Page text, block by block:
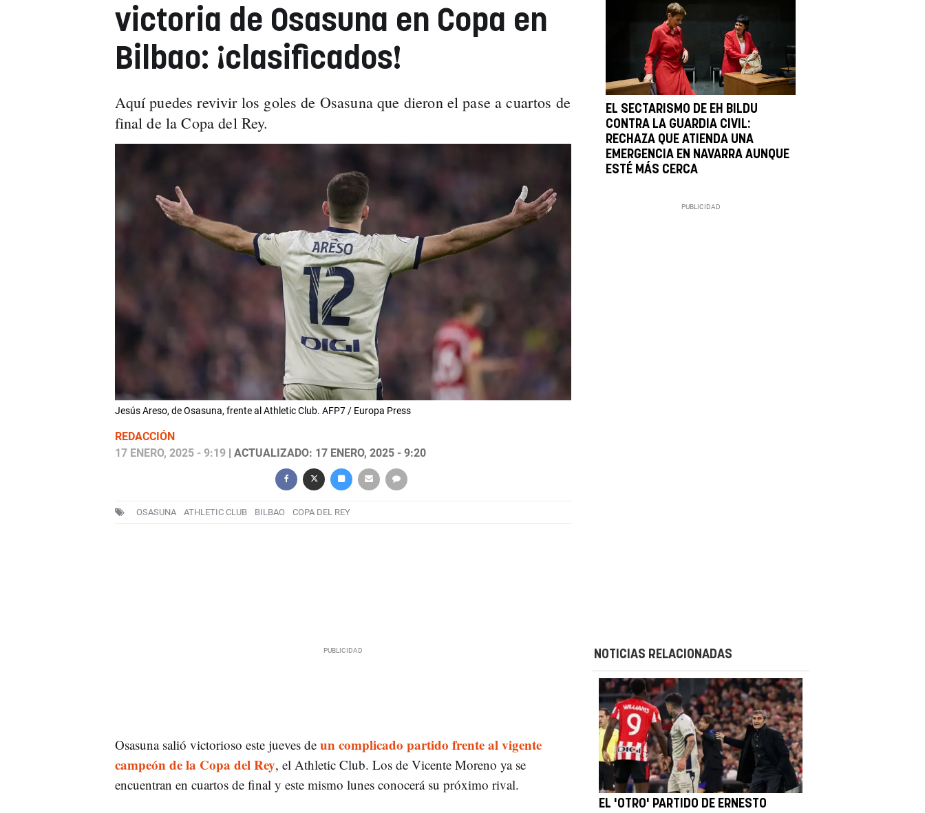
victoria de Osasuna en Copa en
Bilbao: ¡clasificados!
Aquí puedes revivir los goles de Osasuna que dieron el pase a cuartos de
final de la Copa del Rey.
Jesús Areso, de Osasuna, frente al Athletic Club. AFP7 / Europa Press
REDACCIÓN
17 ENERO, 2025 - 9:19| ACTUALIZADO: 17 ENERO, 2025 - 9:20
OSASUNA ATHLETIC CLUB BILBAO COPA DEL REY
EL SECTARISMO DE EH BILDU
CONTRA LA GUARDIA CIVIL:
RECHAZA QUE ATIENDA UNA
EMERGENCIA EN NAVARRA AUNQUE
ESTÉ MÁS CERCA
Osasuna salió victorioso este jueves de un complicado partido frente al vigente
campeón de la Copa del Rey, el Athletic Club. Los de Vicente Moreno ya se
encuentran en cuartos de final y este mismo lunes conocerá su próximo rival.
NOTICIAS RELACIONADAS
EL 'OTRO' PARTIDO DE ERNESTO